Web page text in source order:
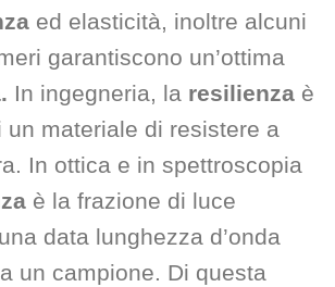
ed elasticità, inoltre alcuni
garantiscono un’ottima
In ingegneria, la resilienza è
un materiale di resistere a
In ottica e in spettroscopia
è la frazione di luce
data lunghezza d’onda
un campione. Di questa